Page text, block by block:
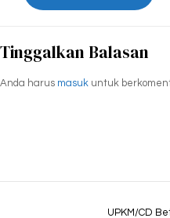
Tinggalkan Balasan
Anda harus masuk untuk
UPKM/CD